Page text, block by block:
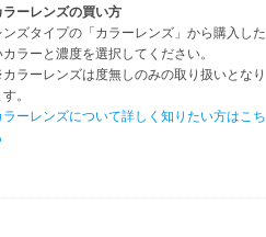
ラーレンズの買い方
ンズタイプの「カラーレンズ」から購入した
カラーと濃度を選択してください。
ラーレンズは度無しのみの取り扱いとなり
。
ラーレンズについて詳しく知りたい方はこち